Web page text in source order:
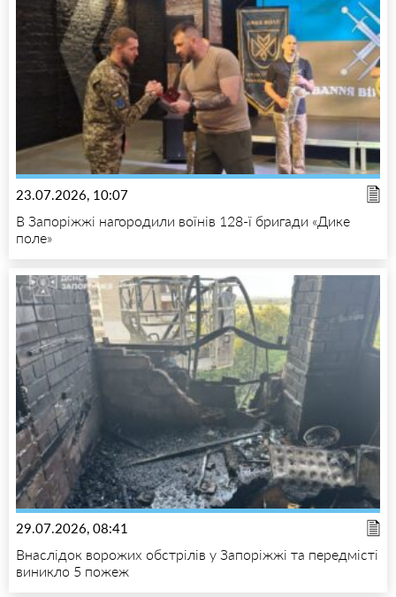
23.07.2026, 10:07
В Запоріжжі нагородили воїнів 128-ї бригади «Дике
поле»
29.07.2026, 08:41
Внаслідок ворожих обстрілів у Запоріжжі та передмісті
виникло 5 пожеж